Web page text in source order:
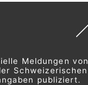
Meldungen von
Schweizerischen
publiziert.